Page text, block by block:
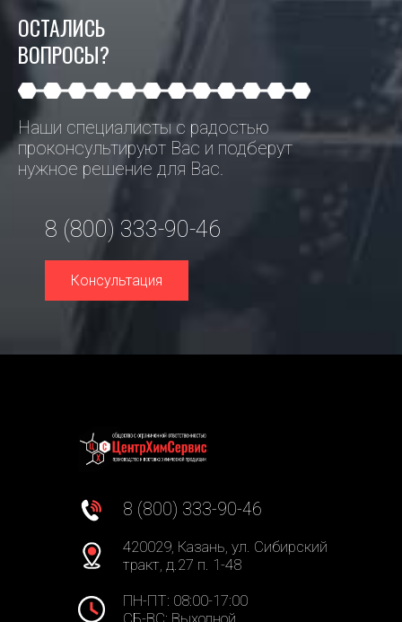
ОСТАЛИСЬ
ВОПРОСЫ?
Наши специалисты с радостью
проконсультируют Вас и подберут
нужное решение для Вас.
8 (800) 333-90-46
Консультация
8 (800) 333-90-46
420029, Казань, ул. Сибирский
тракт, д.27 п. 1-48
ПН-ПТ: 08:00-17:00
СБ-ВС: Выходной